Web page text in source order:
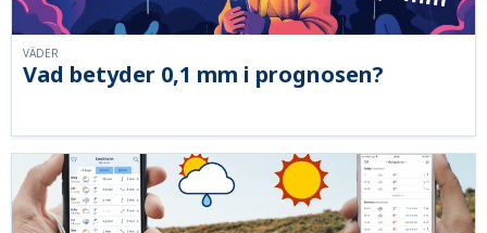
Vad betyder 0,1 mm i prognosen?
VÄDER